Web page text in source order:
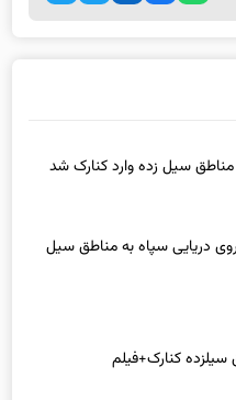
مناطق سیل زده وارد کنارک شد
دریایی سپاه به مناطق سیل
سیلزده کنارک+فیلم